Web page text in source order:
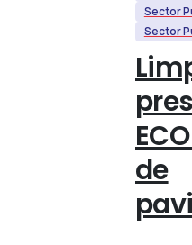
Sector
Sector
de